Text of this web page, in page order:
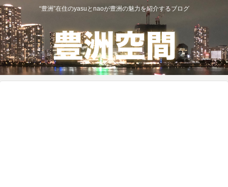
“豊洲”在住のyasuとnaoが豊洲の魅力を紹介するブログ